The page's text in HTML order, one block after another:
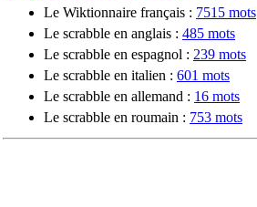
Le Wiktionnaire français : 7515 mots
Le scrabble en anglais : 485 mots
Le scrabble en espagnol : 239 mots
Le scrabble en italien : 601 mots
Le scrabble en allemand : 16 mots
Le scrabble en roumain : 753 mots